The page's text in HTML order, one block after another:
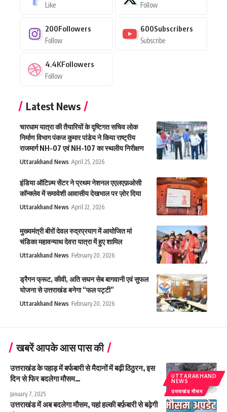
Like Follow
200Followers
Follow
600Subscribers
Subscribe
4.4KFollowers
Follow
Latest News
चारधाम यात्रा की तैयारियों के दृष्टिगत सचिव लोक
निर्माण विभाग पंकज कुमार पांडेय ने किया राष्ट्रीय
राजमार्ग NH-07 एवं NH-107 का स्थलीय निरीक्षण
Uttarakhand News April 25, 2026
इंडिया ऑटिज़्म सेंटर ने प्रथम नेशनल एएलएफ़ओसी
कॉन्क्लेव में समावेशी आवासीय देखभाल पर ज़ोर दिया
Uttarakhand News April 22, 2026
मुख्यमंत्री बीरों देवल रुद्रप्रयाग में आयोजित मां
चंडिका महावन्याथ देवरा यात्रा में हुए शामिल
Uttarakhand News February 20, 2026
ड्रैगन फ्रूट, कीवी, अति सघन सेब बागवानी एवं सुफल
योजना से उत्तराखंड बनेगा “फल पट्टी”
Uttarakhand News February 20, 2026
खबरें आपके आस पास की
UTTARAKHAND
NEWS
उत्तराखंड मौसम
उत्तराखंड के पहाड़ में बर्फबारी से मैदानों में बढ़ी ठिठुरन, इस
दिन से फिर बदलेगा मौसम…
January 7, 2025
उत्तराखंड में अब बदलेगा मौसम, यहां हल्की बर्फ़बारी से बढ़ेगी